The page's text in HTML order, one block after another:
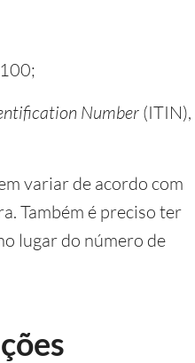
Number(ITIN),
variar de acordo com
Também é preciso ter
lugar do número de